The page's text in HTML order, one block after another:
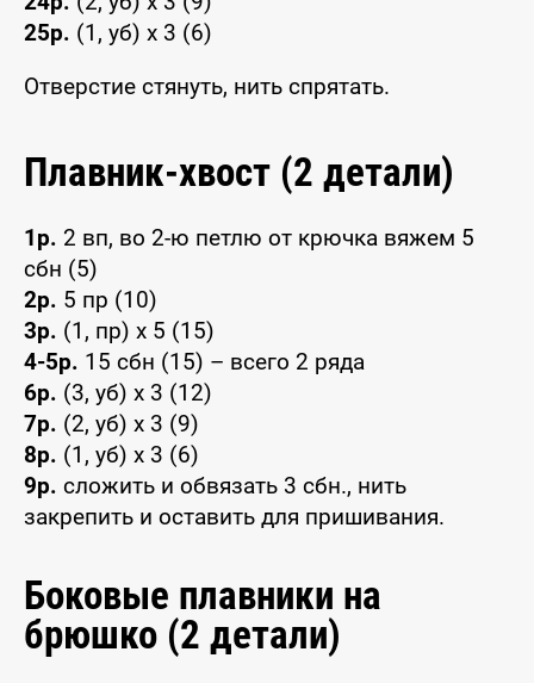
25р. (1, уб) x 3 (6)
Отверстие стянуть, нить спрятать.
Плавник-хвост (2 детали)
1р. 2 вп, во 2-ю петлю от крючка вяжем 5
сбн (5)
2р. 5 пр (10)
3р. (1, пр) x 5 (15)
4-5р. 15 сбн (15) – всего 2 ряда
6р. (3, уб) x 3 (12)
7р. (2, уб) x 3 (9)
8р. (1, уб) x 3 (6)
9р. сложить и обвязать 3 сбн., нить
закрепить и оставить для пришивания.
Боковые плавники на
брюшко (2 детали)